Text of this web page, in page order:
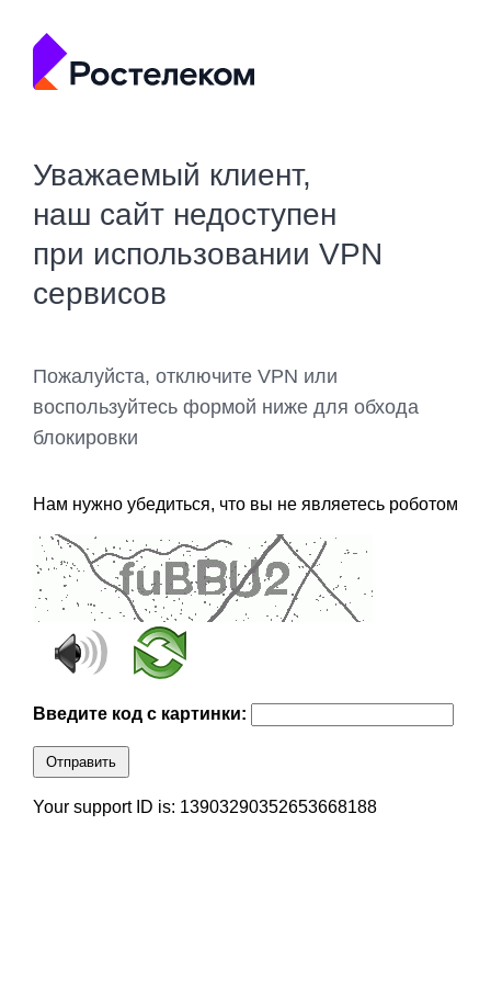
Уважаемый клиент,
наш сайт недоступен
при использовании VPN
сервисов
Пожалуйста, отключите VPN или
воспользуйтесь формой ниже для обхода
блокировки
Нам нужно убедиться, что вы не являетесь роботом
Введите код с картинки:
Отправить
Your support ID is: 13903290352653668188